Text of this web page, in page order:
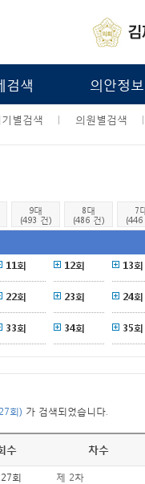
별검색 의원별검색
검색 의안정보
9대
(493 건)
8대
(486 건)
7
11회 12회 13회
22회 23회 24회
33회 34회 35회
회) 가 검색되었습니다.
수 차수
회
제 2차